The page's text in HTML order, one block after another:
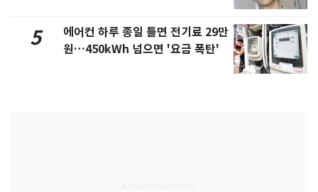
5
에어컨 하루 종일 틀면 전기료 29만
원…450kWh 넘으면 '요금 폭탄'